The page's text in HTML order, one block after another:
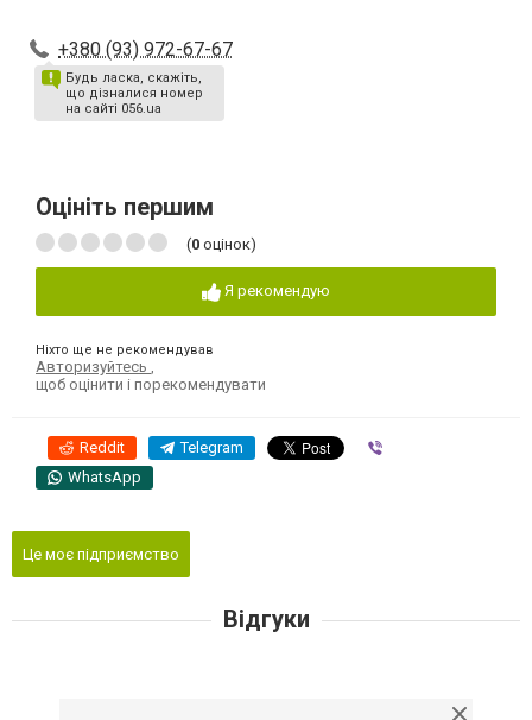
+380 (93) 972-67-67
Будь ласка, скажіть,
що дізналися номер
на сайті 056.ua
Оцініть першим
(0 оцінок)
Я рекомендую
Ніхто ще не рекомендував
Авторизуйтесь
щоб оцінити і порекомендувати
Reddit Telegram
WhatsApp
Це моє підприємство
Відгуки